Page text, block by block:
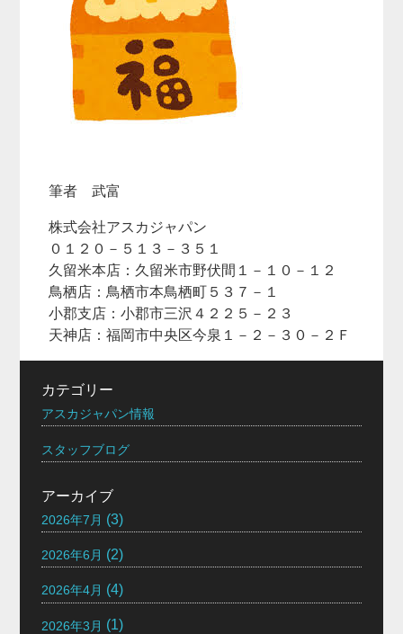
筆者 武富
株式会社アスカジャパン
０１２０－５１３－３５１
久留米本店：久留米市野伏間１－１０－１２
鳥栖店：鳥栖市本鳥栖町５３７－１
小郡支店：小郡市三沢４２２５－２３
天神店：福岡市中央区今泉１－２－３０－２Ｆ
カテゴリー
アスカジャパン情報
スタッフブログ
アーカイブ
2026年7月 (3)
2026年6月 (2)
2026年4月 (4)
2026年3月 (1)